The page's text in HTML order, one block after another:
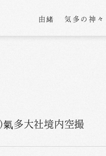
由緒 気多の神々
多大社境内空撮